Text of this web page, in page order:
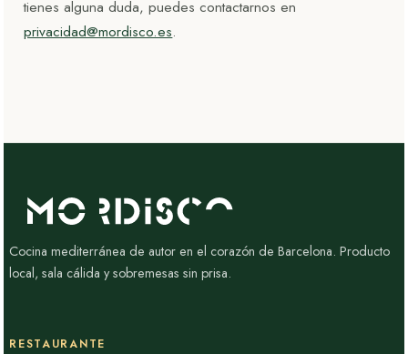
tienes alguna duda, puedes contactarnos en
privacidad@mordisco.es.
Cocina mediterránea de autor en el corazón de Barcelona. Producto
local, sala cálida y sobremesas sin prisa.
RESTAURANTE